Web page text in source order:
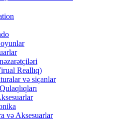
Reallıq)
və siçanlar
və Aksesuarlar